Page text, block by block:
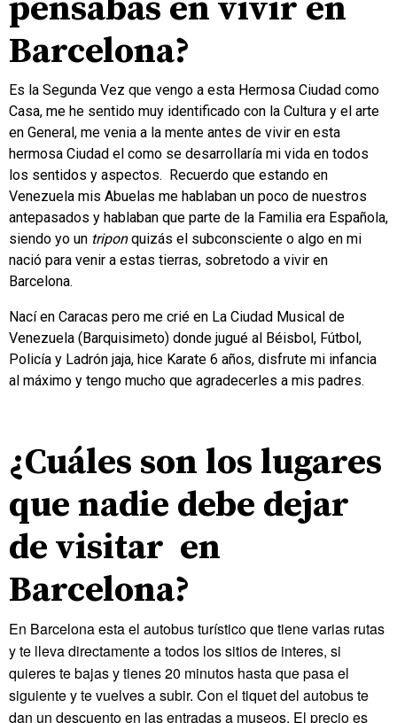
pensabas en vivir en
Barcelona?
Es la Segunda Vez que vengo a esta Hermosa Ciudad como
Casa, me he sentido muy identificado con la Cultura y el arte
en General, me venia a la mente antes de vivir en esta
hermosa Ciudad el como se desarrollaría mi vida en todos
los sentidos y aspectos. Recuerdo que estando en
Venezuela mis Abuelas me hablaban un poco de nuestros
antepasados y hablaban que parte de la Familia era Española,
siendo yo un triponquizás el subconsciente o algo en mi
nació para venir a estas tierras, sobretodo a vivir en
Barcelona.
Nací en Caracas pero me crié en La Ciudad Musical de
Venezuela (Barquisimeto) donde jugué al Béisbol, Fútbol,
Policía y Ladrón jaja, hice Karate 6 años, disfrute mi infancia
al máximo y tengo mucho que agradecerles a mis padres.
¿Cuáles son los lugares
que nadie debe dejar
de visitar en
Barcelona?
En Barcelona esta el autobus turístico que tiene varias rutas
y te lleva directamente a todos los sitios de interes, si
quieres te bajas y tienes 20 minutos hasta que pasa el
siguiente y te vuelves a subir. Con el tiquet del autobus te
dan un descuento en las entradas a museos. El precio es